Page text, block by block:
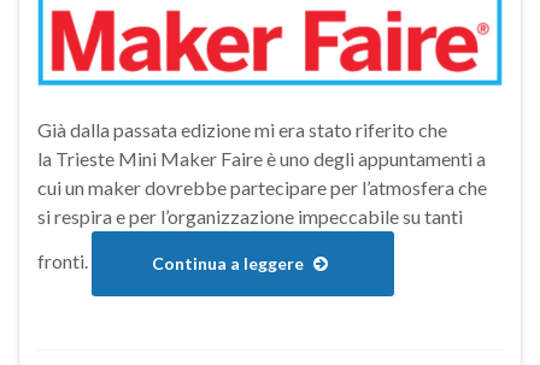
Già dalla passata edizione mi era stato riferito che
la Trieste Mini Maker Faire è uno degli appuntamenti a
cui un maker dovrebbe partecipare per l’atmosfera che
si respira e per l’organizzazione impeccabile su tanti
fronti.
Continua a leggere